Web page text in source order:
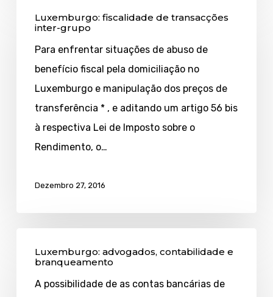
fiscalidade
Luxemburgo: fiscalidade de transacções
inter-grupo
Para enfrentar situações de abuso de
benefício fiscal pela domiciliação no
Luxemburgo e manipulação dos preços de
transferência * , e aditando um artigo 56 bis
à respectiva Lei de Imposto sobre o
Rendimento, o…
Dezembro 27, 2016
advogados,
Luxemburgo: advogados, contabilidade e
branqueamento
A possibilidade de as contas bancárias de